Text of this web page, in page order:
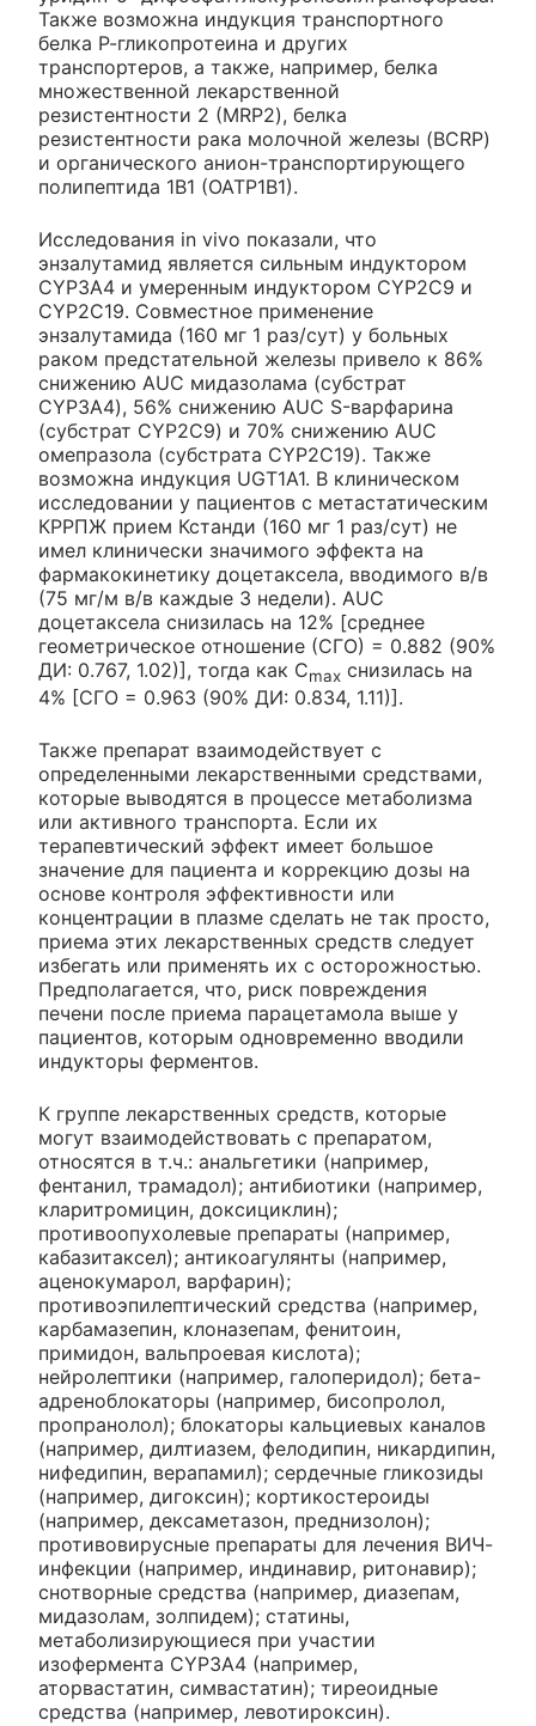
Также возможна индукция транспортного
белка Р-гликопротеина и других
транспортеров, а также, например, белка
множественной лекарственной
резистентности 2 (MRP2), белка
резистентности рака молочной железы (BCRP)
и органического анион-транспортирующего
полипептида 1В1 (ОАТР1В1).
Исследования in vivo показали, что
энзалутамид является сильным индуктором
CYP3A4 и умеренным индуктором CYP2C9 и
CYP2C19. Совместное применение
энзалутамида (160 мг 1 раз/сут) у больных
раком предстательной железы привело к 86%
снижению AUC мидазолама (субстрат
CYP3A4), 56% снижению AUC S-варфарина
(субстрат CYP2C9) и 70% снижению AUC
омепразола (субстрата CYP2C19). Также
возможна индукция UGT1A1. В клиническом
исследовании у пациентов с метастатическим
КРРПЖ прием Кстанди (160 мг 1 раз/сут) не
имел клинически значимого эффекта на
фармакокинетику доцетаксела, вводимого в/в
(75 мг/м в/в каждые 3 недели). AUC
доцетаксела снизилась на 12% [среднее
геометрическое отношение (СГО) = 0.882 (90%
ДИ: 0.767, 1.02)], тогда как Сmax снизилась на
4% [СГО = 0.963 (90% ДИ: 0.834, 1.11)].
Также препарат взаимодействует с
определенными лекарственными средствами,
которые выводятся в процессе метаболизма
или активного транспорта. Если их
терапевтический эффект имеет большое
значение для пациента и коррекцию дозы на
основе контроля эффективности или
концентрации в плазме сделать не так просто,
приема этих лекарственных средств следует
избегать или применять их с осторожностью.
Предполагается, что, риск повреждения
печени после приема парацетамола выше у
пациентов, которым одновременно вводили
индукторы ферментов.
К группе лекарственных средств, которые
могут взаимодействовать с препаратом,
относятся в т.ч.: анальгетики (например,
фентанил, трамадол); антибиотики (например,
кларитромицин, доксициклин);
противоопухолевые препараты (например,
кабазитаксел); антикоагулянты (например,
аценокумарол, варфарин);
противоэпилептический средства (например,
карбамазепин, клоназепам, фенитоин,
примидон, вальпроевая кислота);
нейролептики (например, галоперидол); бета-
адреноблокаторы (например, бисопролол,
пропранолол); блокаторы кальциевых каналов
(например, дилтиазем, фелодипин, никардипин,
нифедипин, верапамил); сердечные гликозиды
(например, дигоксин); кортикостероиды
(например, дексаметазон, преднизолон);
противовирусные препараты для лечения ВИЧ-
инфекции (например, индинавир, ритонавир);
снотворные средства (например, диазепам,
мидазолам, золпидем); статины,
метаболизирующиеся при участии
изофермента CYP3A4 (например,
аторвастатин, симвастатин); тиреоидные
средства (например, левотироксин).